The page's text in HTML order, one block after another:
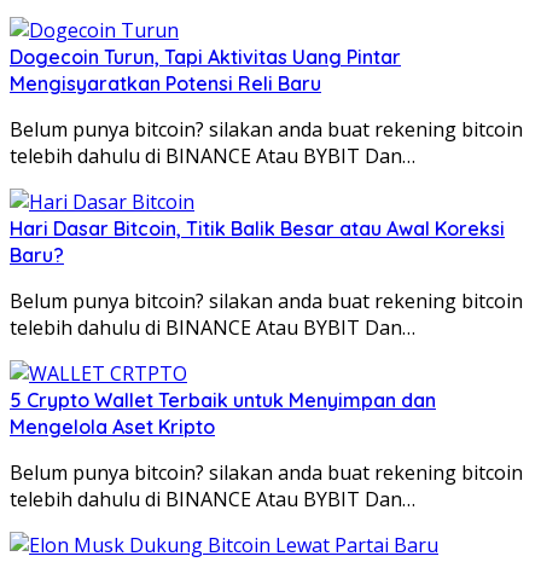
Dogecoin Turun, Tapi Aktivitas Uang Pintar
Mengisyaratkan Potensi Reli Baru
Belum punya bitcoin? silakan anda buat rekening bitcoin
telebih dahulu di BINANCE Atau BYBIT Dan…
Hari Dasar Bitcoin, Titik Balik Besar atau Awal Koreksi
Baru?
Belum punya bitcoin? silakan anda buat rekening bitcoin
telebih dahulu di BINANCE Atau BYBIT Dan…
5 Crypto Wallet Terbaik untuk Menyimpan dan
Mengelola Aset Kripto
Belum punya bitcoin? silakan anda buat rekening bitcoin
telebih dahulu di BINANCE Atau BYBIT Dan…